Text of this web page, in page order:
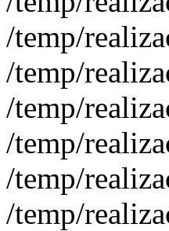
/temp/
/temp/
/temp/
/temp/
/temp/
/temp/